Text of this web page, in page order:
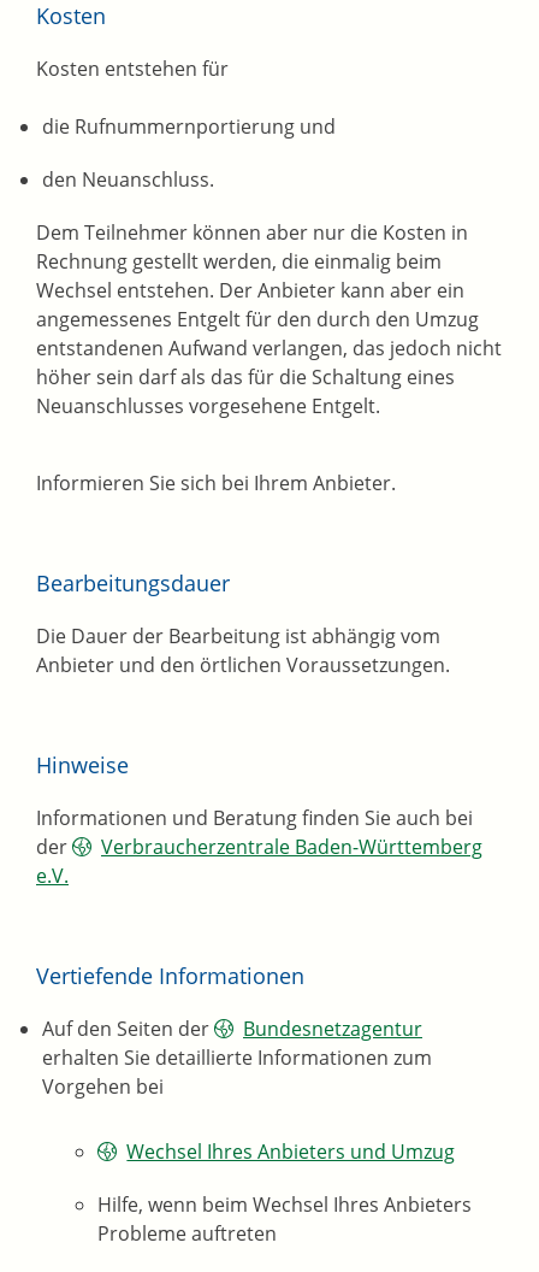
Kosten
Kosten entstehen für
die Rufnummernportierung und
den Neuanschluss.
Dem Teilnehmer können aber nur die Kosten in
Rechnung gestellt werden, die einmalig beim
Wechsel entstehen. Der Anbieter kann aber ein
angemessenes Entgelt für den durch den Umzug
entstandenen Aufwand verlangen, das jedoch nicht
höher sein darf als das für die Schaltung eines
Neuanschlusses vorgesehene Entgelt.
Informieren Sie sich bei Ihrem Anbieter.
Bearbeitungsdauer
Die Dauer der Bearbeitung ist abhängig vom
Anbieter und den örtlichen Voraussetzungen.
Hinweise
Informationen und Beratung finden Sie auch bei
der
Verbraucherzentrale Baden-Württemberg
e.V.
Vertiefende Informationen
Auf den Seiten der
Bundesnetzagentur
erhalten Sie detaillierte Informationen zum
Vorgehen bei
Wechsel Ihres Anbieters und Umzug
Hilfe, wenn beim Wechsel Ihres Anbieters
Probleme auftreten